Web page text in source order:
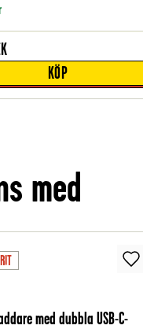
KÖP
med
med dubbla USB-C-